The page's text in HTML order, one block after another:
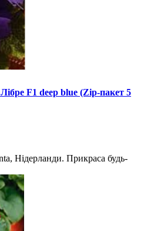
F1 deep blue (Zip-пакет 5
Нідерланди. Прикраса будь-